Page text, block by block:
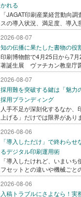
かれる
「JAGAT印刷産業経営動向
スの導入状況、満足度、導入
2026-08-07
知の伝播に果たした書物の役
印刷博物館で4月25日から7
著誕生展 ヴァチカン教皇庁
2026-08-07
採用難を突破する鍵は「魅力
採用ブランディング
人手不足が深刻化するなか、
上げる」だけでは限界があり
2026-08-06
「導入しただけ」で終わら
るデジタル印刷運用術
「導入したけれど、いまい
フセットとの違いや機械ごと
2026-08-06
入稿トラブルにさよなら！実